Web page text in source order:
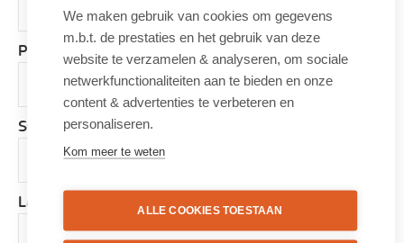
Postcode
Stad
Land
We maken gebruik van cookies om gegevens
m.b.t. de prestaties en het gebruik van deze
website te verzamelen & analyseren, om sociale
netwerkfunctionaliteiten aan te bieden en onze
content & advertenties te verbeteren en
personaliseren.
Kom meer te weten
ALLE COOKIES TOESTAAN